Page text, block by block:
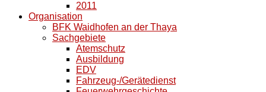
2011
Organisation
BFK Waidhofen an der Thaya
Sachgebiete
Atemschutz
Ausbildung
EDV
Fahrzeug-/Gerätedienst